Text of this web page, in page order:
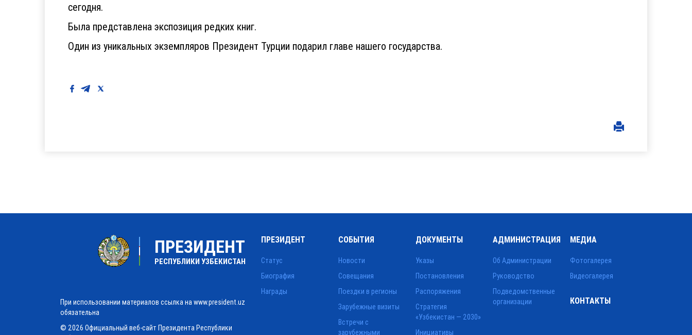
сегодня.
Была представлена экспозиция редких книг.
Один из уникальных экземпляров Президент Турции подарил главе нашего государства.
ПРЕЗИДЕНТ
РЕСПУБЛИКИ УЗБЕКИСТАН
При использовании материалов ссылка на www.president.uz
обязательна
© 2026 Официальный веб-сайт Президента Республики
ПРЕЗИДЕНТ
Статус
Биография
Награды
СОБЫТИЯ
Новости
Совещания
Поездки в регионы
Зарубежные визиты
Встречи с
зарубежными
ДОКУМЕНТЫ
Указы
Постановления
Распоряжения
Стратегия
«Узбекистан — 2030»
Инициативы
АДМИНИСТРАЦИЯ
Об Администрации
Руководство
Подведомственные
организации
МЕДИА
Фотогалерея
Видеогалерея
КОНТАКТЫ